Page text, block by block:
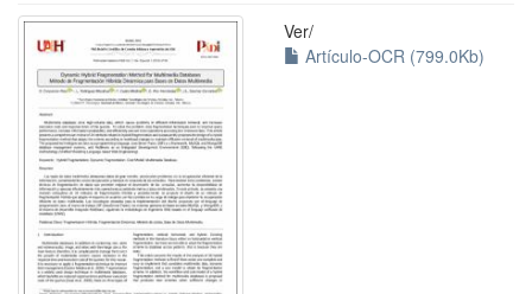
Ver/
Artículo-OCR (799.0Kb)